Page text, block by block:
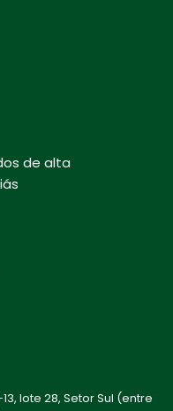
de alta
lote 28, Setor Sul (entre